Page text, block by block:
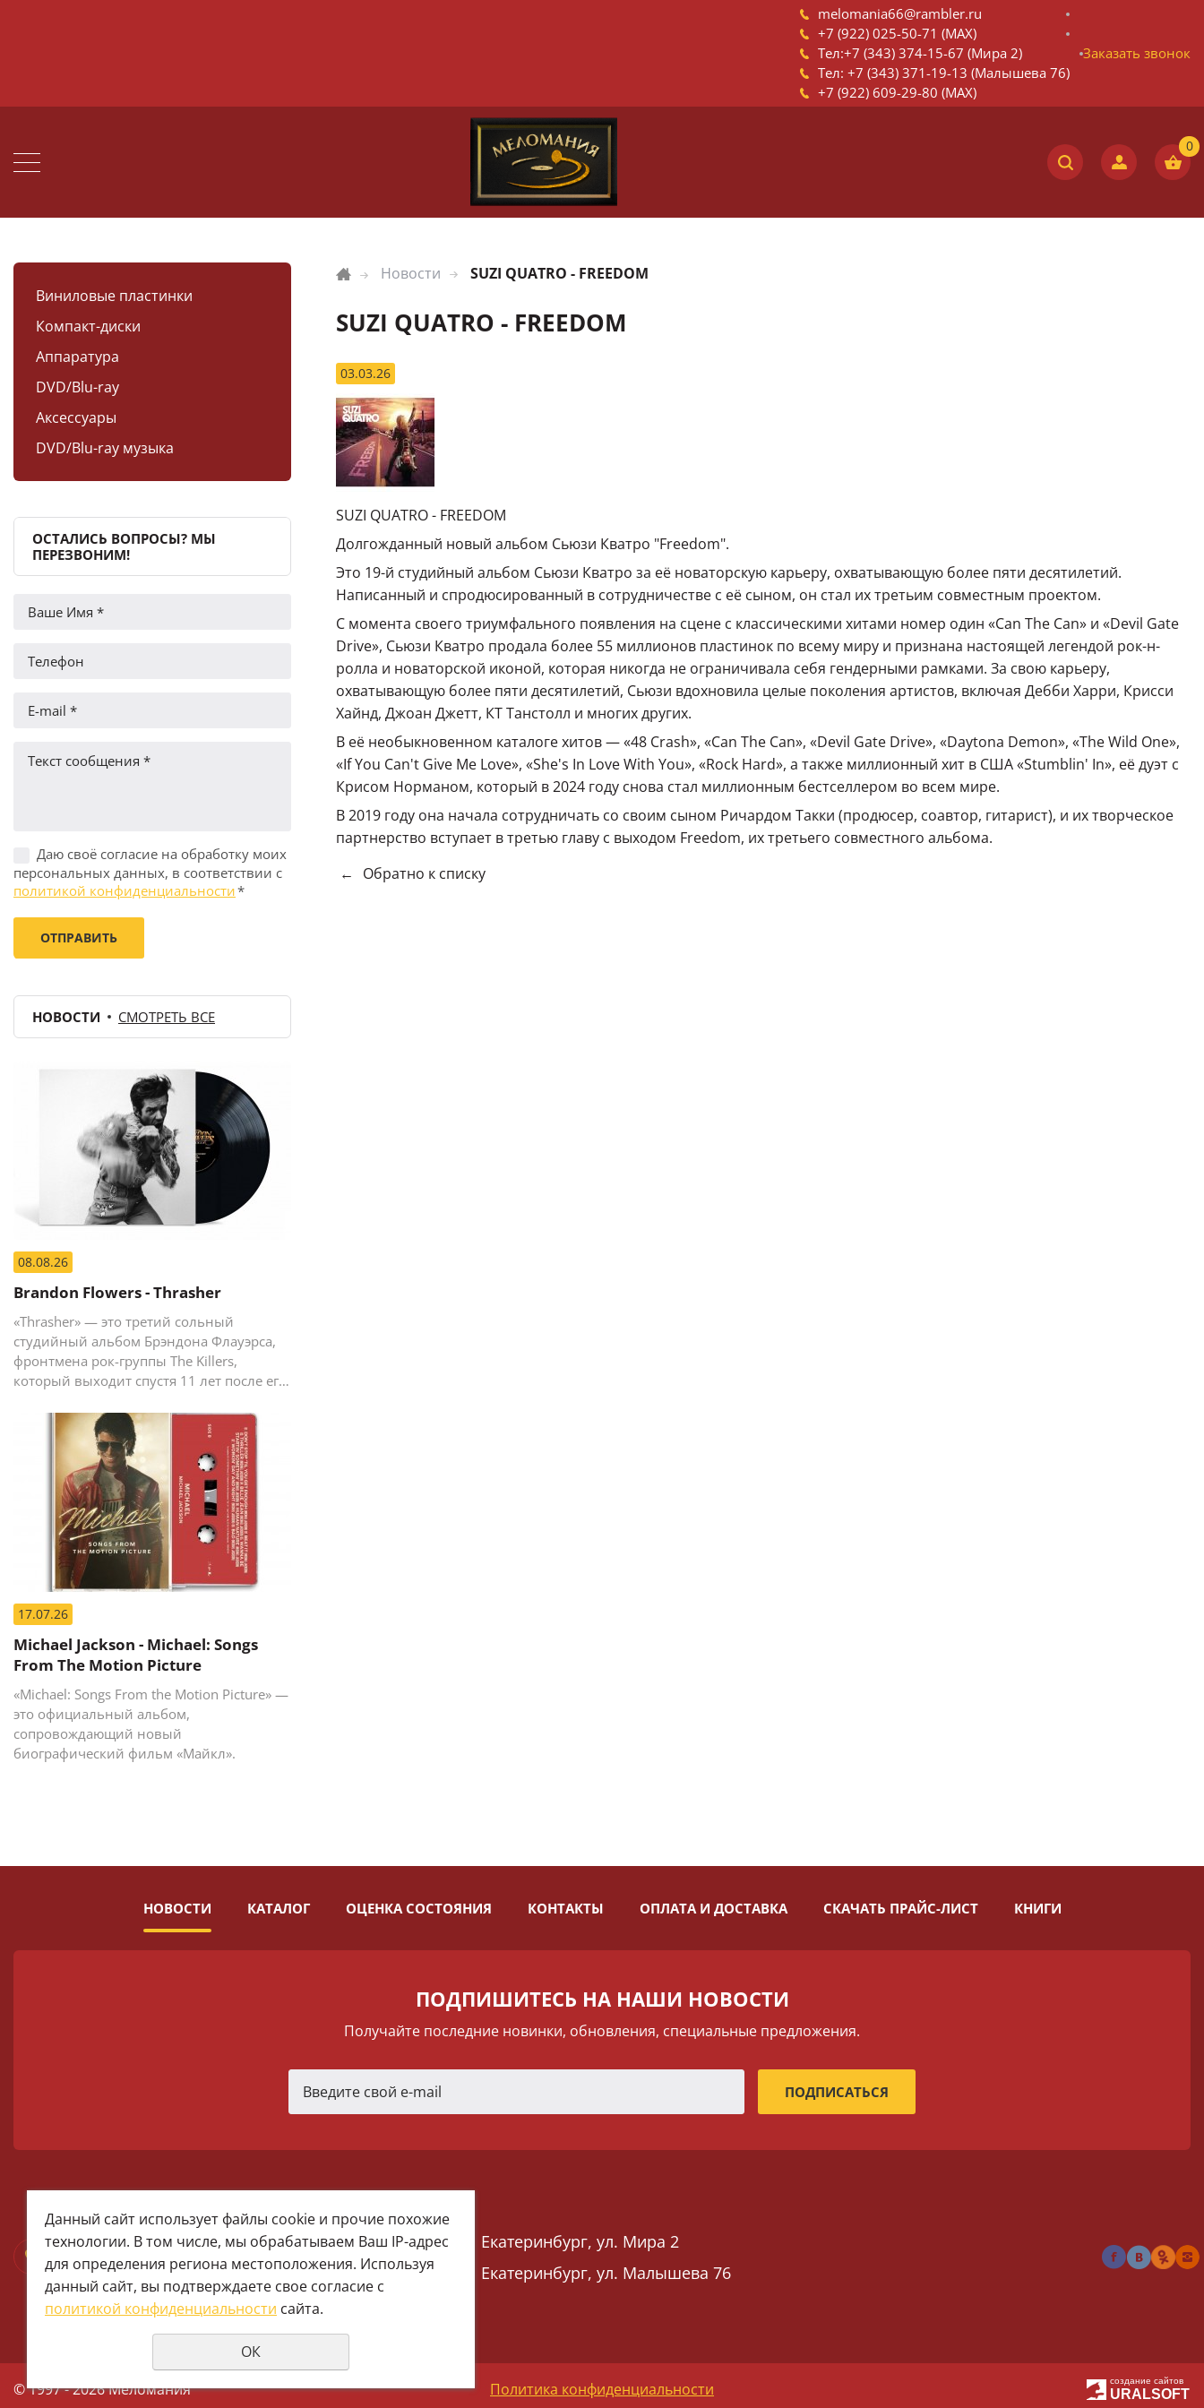
melomania66@rambler.ru
+7 (922) 025-50-71 (MAX)
Тел:+7 (343) 374-15-67 (Мира 2)
Тел: +7 (343) 371-19-13 (Малышева 76)
+7 (922) 609-29-80 (MAX)
Заказать звонок
Виниловые пластинки
Компакт-диски
Аппаратура
DVD/Blu-ray
Аксессуары
DVD/Blu-ray музыка
ОСТАЛИСЬ ВОПРОСЫ? МЫ
ПЕРЕЗВОНИМ!
Даю своё согласие на обработку моих
персональных данных, в соответствии с
политикой конфиденциальности*
НОВОСТИ СМОТРЕТЬ ВСЕ
08.08.26
Brandon Flowers - Thrasher
«Thrasher» — это третий сольный
студийный альбом Брэндона Флауэрса,
фронтмена рок-группы The Killers,
который выходит спустя 11 лет после его
Desired Effect (2015).
17.07.26
Michael Jackson - Michael: Songs
From The Motion Picture
«Michael: Songs From the Motion Picture» —
это официальный альбом,
сопровождающий новый
биографический фильм «Майкл».
Новости SUZI QUATRO - FREEDOM
SUZI QUATRO - FREEDOM
03.03.26
SUZI QUATRO - FREEDOM
Долгожданный новый альбом Сьюзи Кватро "Freedom".
Это 19-й студийный альбом Сьюзи Кватро за её новаторскую карьеру, охватывающую более пяти десятилетий.
Написанный и спродюсированный в сотрудничестве с её сыном, он стал их третьим совместным проектом.
С момента своего триумфального появления на сцене с классическими хитами номер один «Can The Can» и «Devil Gate
Drive», Сьюзи Кватро продала более 55 миллионов пластинок по всему миру и признана настоящей легендой рок-н-
ролла и новаторской иконой, которая никогда не ограничивала себя гендерными рамками. За свою карьеру,
охватывающую более пяти десятилетий, Сьюзи вдохновила целые поколения артистов, включая Дебби Харри, Крисси
Хайнд, Джоан Джетт, КТ Танстолл и многих других.
В её необыкновенном каталоге хитов — «48 Crash», «Can The Can», «Devil Gate Drive», «Daytona Demon», «The Wild One»,
«If You Can't Give Me Love», «She's In Love With You», «Rock Hard», а также миллионный хит в США «Stumblin' In», её дуэт с
Крисом Норманом, который в 2024 году снова стал миллионным бестселлером во всем мире.
В 2019 году она начала сотрудничать со своим сыном Ричардом Такки (продюсер, соавтор, гитарист), и их творческое
партнерство вступает в третью главу с выходом Freedom, их третьего совместного альбома.
←
Обратно к списку
НОВОСТИ КАТАЛОГ ОЦЕНКА СОСТОЯНИЯ КОНТАКТЫ ОПЛАТА И ДОСТАВКА СКАЧАТЬ ПРАЙС-ЛИСТ КНИГИ
ПОДПИШИТЕСЬ НА НАШИ НОВОСТИ
Получайте последние новинки, обновления, специальные предложения.
+7 (922) 025-50-71 (MAX)
Тел:+7 (343) 374-15-67 (Мира 2)
Тел: +7 (343) 371-19-13 (Малышева 76)
+7 (922) 609-29-80 (MAX)
Екатеринбург, ул. Мира 2
Екатеринбург, ул. Малышева 76
© 1997 - 2026 Меломания Политика конфиденциальности создание сайтов
URALSOFT
Данный сайт использует файлы cookie и прочие похожие
технологии. В том числе, мы обрабатываем Ваш IP-адрес
для определения региона местоположения. Используя
данный сайт, вы подтверждаете свое согласие с
политикой конфиденциальности сайта.
ОК